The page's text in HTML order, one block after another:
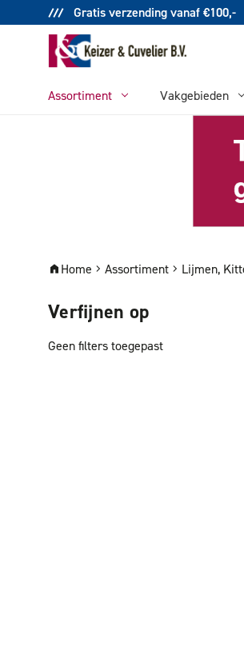
Gratis verzending vanaf €100,-
Assortiment Vakgebieden
Home Assortiment Lijmen,
Verfijnen op
Geen filters toegepast